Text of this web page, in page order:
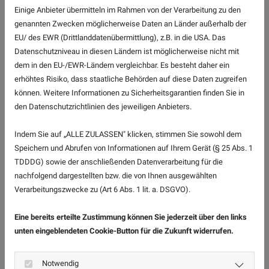
Der hyCLEANER® solarROBOT ermöglicht die schnelle,
schonende Reinigung großer Industrieflächen und schwer
zugänglicher PV-Dachanlagen – ohne aggressive
Reinigungsmittel oder Hochdruckreiniger. Staub, Pollen und
die Lebensdauer Ihrer Solaranlage zu sichern.
Mit einer Leistung von bis zu 2.400 m² pro Stunde reinigen
Einige Anbieter übermitteln im Rahmen von der Verarbeitung zu den
genannten Zwecken möglicherweise Daten an Länder außerhalb der
EU/ des EWR (Drittlanddatenübermittlung), z.B. in die USA. Das
Datenschutzniveau in diesen Ländern ist möglicherweise nicht mit
dem in den EU-/EWR-Ländern vergleichbar. Es besteht daher ein
erhöhtes Risiko, dass staatliche Behörden auf diese Daten zugreifen
können. Weitere Informationen zu Sicherheitsgarantien finden Sie in
den Datenschutzrichtlinien des jeweiligen Anbieters.
Indem Sie auf „ALLE ZULASSEN" klicken, stimmen Sie sowohl dem
Speichern und Abrufen von Informationen auf Ihrem Gerät (§ 25 Abs. 1
TDDDG) sowie der anschließenden Datenverarbeitung für die
nachfolgend dargestellten bzw. die von Ihnen ausgewählten
Verarbeitungszwecke zu (Art 6 Abs. 1 lit. a. DSGVO).
Eine bereits erteilte Zustimmung können Sie jederzeit über den links
unten eingeblendeten Cookie-Button für die Zukunft widerrufen.
Notwendig